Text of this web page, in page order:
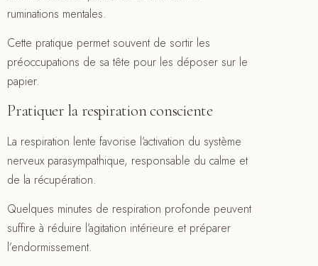
ruminations mentales.
Cette pratique permet souvent de sortir les
préoccupations de sa tête pour les déposer sur le
papier.
Pratiquer la respiration consciente
La respiration lente favorise l’activation du système
nerveux parasympathique, responsable du calme et
de la récupération.
Quelques minutes de respiration profonde peuvent
suffire à réduire l’agitation intérieure et préparer
l’endormissement.